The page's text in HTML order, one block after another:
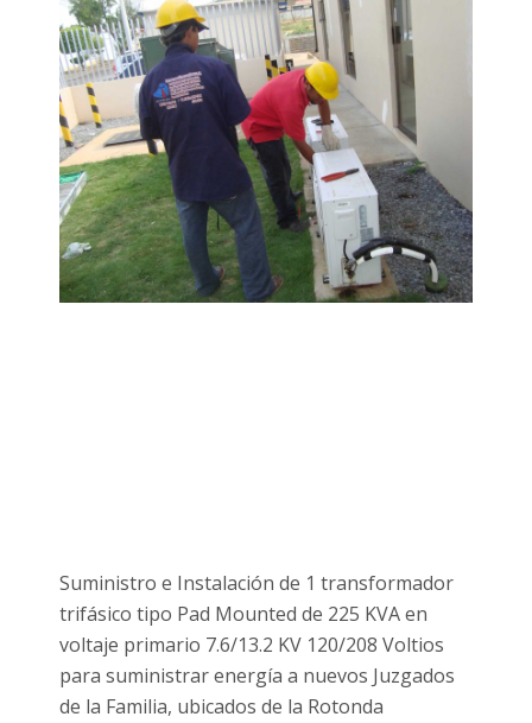
Suministro e Instalación de 1 transformador
trifásico tipo Pad Mounted de 225 KVA en
voltaje primario 7.6/13.2 KV 120/208 Voltios
para suministrar energía a nuevos Juzgados
de la Familia, ubicados de la Rotonda